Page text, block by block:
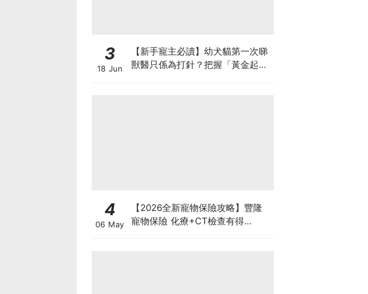
3
18 Jun
【新手寵主必讀】幼犬貓第一次睇
獸醫只係為打針？把握「黃金起跑
4
06 May
【2026全新寵物保險攻略】豐隆
寵物保險 化療+CT檢查有得